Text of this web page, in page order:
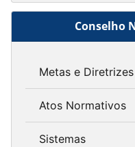
Conselho
Metas e
Atos Normativos
Sistemas